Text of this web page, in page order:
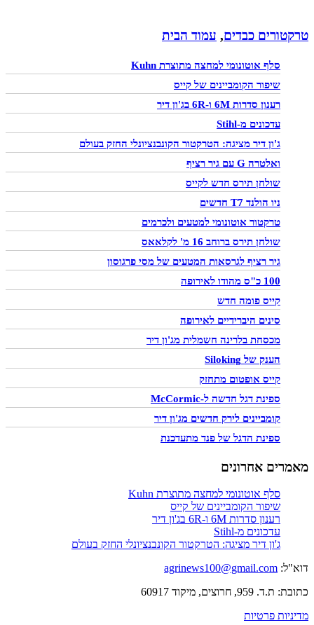
טרקטורים כבדים, עמוד הבית
סלף אוטונומי למחצה מתוצרת Kuhn
שיפור הקומביינים של קייס
רענון סדרות 6M ו-6R בג'ון דיר
עדכונים מ-Stihl
ג'ון דיר מציגה: הטרקטור הקונבנציונלי החזק בעולם
ואלטרה G עם גיר רציף
שולחן תירס חדש לקייס
ניו הולנד T7 חדשים
טרקטור אוטונומי למטעים ולכרמים
שולחן תירס ברוחב 16 מ' לקלאאס
גיר רציף לגרסאות המטעים של מסי פרגוסון
100 כ"ס מהודו לאירופה
קייס פומה חדש
סינים היברידיים לאירופה
מכסחת בלרינה חשמלית מג'ון דיר
הענק של Siloking
קייס אופטום מתחזק
ספינת דגל חדשה ל-McCormic
קומביינים לירק חדשים מג'ון דיר
ספינת הדגל של פנד מתעדכנת
מאמרים אחרונים
סלף אוטונומי למחצה מתוצרת Kuhn
שיפור הקומביינים של קייס
רענון סדרות 6M ו-6R בג'ון דיר
עדכונים מ-Stihl
ג'ון דיר מציגה: הטרקטור הקונבנציונלי החזק בעולם
דוא"ל: agrinews100@gmail.com
כתובת: ת.ד. 959, חרוצים, מיקוד 60917
מדיניות פרטיות